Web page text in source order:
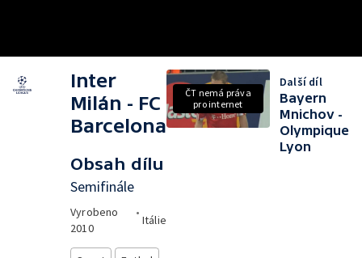
Inter
Milán - FC
Barcelona
Obsah dílu
Semifinále
Vyrobeno
2010
•
Itálie
ČT nemá práva
pro internet
Další díl
Bayern
Mnichov -
Olympique
Lyon